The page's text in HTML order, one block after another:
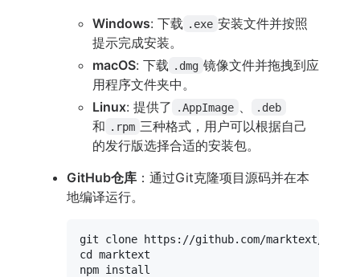
Windows: 下载 .exe 安装文件并按照
提示完成安装。
macOS: 下载 .dmg 镜像文件并拖拽到应
用程序文件夹中。
Linux: 提供了 .AppImage .deb
和 .rpm 三种格式，用户可以根据自己
的发行版选择合适的安装包。
GitHub仓库 ：通过Git克隆项目源码并在本
地编译运行。
git clone
cd marktext
npm install